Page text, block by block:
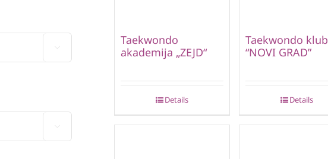
Taekwondo
akademija „ZEJD“
Details
Taekwondo klub
“NOVI GRAD”
Details